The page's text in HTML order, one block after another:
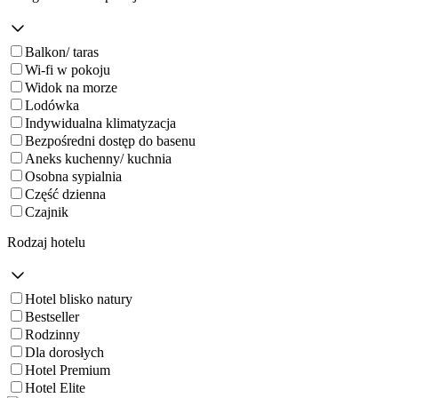
Balkon/ taras
Wi-fi w pokoju
Widok na morze
Lodówka
Indywidualna klimatyzacja
Bezpośredni dostęp do basenu
Aneks kuchenny/ kuchnia
Osobna sypialnia
Część dzienna
Czajnik
Rodzaj hotelu
Hotel blisko natury
Bestseller
Rodzinny
Dla dorosłych
Hotel Premium
Hotel Elite